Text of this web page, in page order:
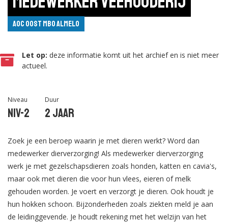
AOC Oost MBO Almelo
Let op: deze informatie komt uit het archief en is niet meer
actueel.
Niveau
Niv-2
Duur
2 jaar
Zoek je een beroep waarin je met dieren werkt? Word dan
medewerker dierverzorging! Als medewerker dierverzorging
werk je met gezelschapsdieren zoals honden, katten en cavia's,
maar ook met dieren die voor hun vlees, eieren of melk
gehouden worden. Je voert en verzorgt je dieren. Ook houdt je
hun hokken schoon. Bijzonderheden zoals ziekten meld je aan
de leidinggevende. Je houdt rekening met het welzijn van het